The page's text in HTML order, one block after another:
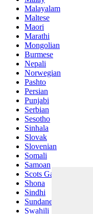
Malayalam
Maltese
Maori
Marathi
Mongolian
Burmese
Nepali
Norwegian
Pashto
Persian
Punjabi
Serbian
Sesotho
Sinhala
Slovak
Slovenian
Somali
Samoan
Scots Gaelic
Shona
Sindhi
Sundanese
Swahili